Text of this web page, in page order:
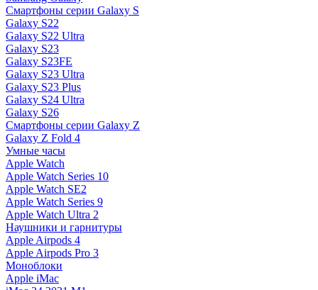
Смартфоны серии Galaxy S
Galaxy S22
Galaxy S22 Ultra
Galaxy S23
Galaxy S23FE
Galaxy S23 Ultra
Galaxy S23 Plus
Galaxy S24 Ultra
Galaxy S26
Смартфоны серии Galaxy Z
Galaxy Z Fold 4
Умные часы
Apple Watch
Apple Watch Series 10
Apple Watch SE2
Apple Watch Series 9
Apple Watch Ultra 2
Наушники и гарнитуры
Apple Airpods 4
Apple Airpods Pro 3
Моноблоки
Apple iMac